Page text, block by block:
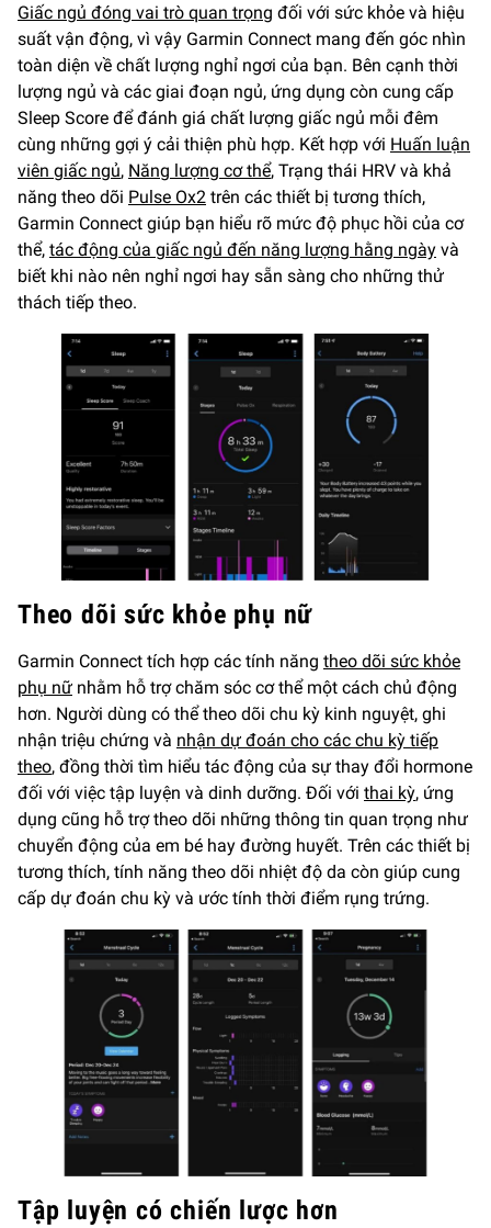
Giấc ngủ đóng vai trò quan trọng đối với sức khỏe và hiệu
suất vận động, vì vậy Garmin Connect mang đến góc nhìn
toàn diện về chất lượng nghỉ ngơi của bạn. Bên cạnh thời
lượng ngủ và các giai đoạn ngủ, ứng dụng còn cung cấp
Sleep Score để đánh giá chất lượng giấc ngủ mỗi đêm
cùng những gợi ý cải thiện phù hợp. Kết hợp với Huấn luận
viên giấc ngủ, Năng lượng cơ thể, Trạng thái HRV và khả
năng theo dõi Pulse Ox2 trên các thiết bị tương thích,
Garmin Connect giúp bạn hiểu rõ mức độ phục hồi của cơ
thể, tác động của giấc ngủ đến năng lượng hằng ngày và
biết khi nào nên nghỉ ngơi hay sẵn sàng cho những thử
thách tiếp theo.
Theo dõi sức khỏe phụ nữ
Garmin Connect tích hợp các tính năng theo dõi sức khỏe
phụ nữ nhằm hỗ trợ chăm sóc cơ thể một cách chủ động
hơn. Người dùng có thể theo dõi chu kỳ kinh nguyệt, ghi
nhận triệu chứng và nhận dự đoán cho các chu kỳ tiếp
theo, đồng thời tìm hiểu tác động của sự thay đổi hormone
đối với việc tập luyện và dinh dưỡng. Đối với thai kỳ, ứng
dụng cũng hỗ trợ theo dõi những thông tin quan trọng như
chuyển động của em bé hay đường huyết. Trên các thiết bị
tương thích, tính năng theo dõi nhiệt độ da còn giúp cung
cấp dự đoán chu kỳ và ước tính thời điểm rụng trứng.
Tập luyện có chiến lược hơn